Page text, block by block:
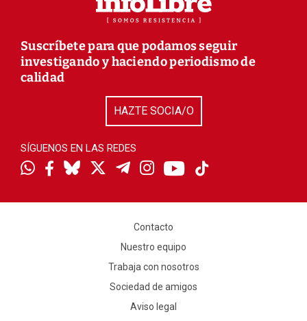
Suscríbete para que podamos seguir
investigando y haciendo periodismo de
calidad
HAZTE SOCIA/O
SÍGUENOS EN LAS REDES
Contacto
Nuestro equipo
Trabaja con nosotros
Sociedad de amigos
Aviso legal